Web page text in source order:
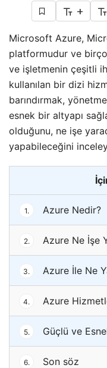
+
Microsoft Azure,
platformudur ve
ve işletmenin çeşitli
kullanılan bir dizi
barındırmak,
esnek bir altyapı
olduğunu, ne işe
yapabileceğini
1. Azure Nedir?
2. Azure Ne İşe
3. Azure İle Ne
4. Azure
5. Güçlü ve
6. Son söz